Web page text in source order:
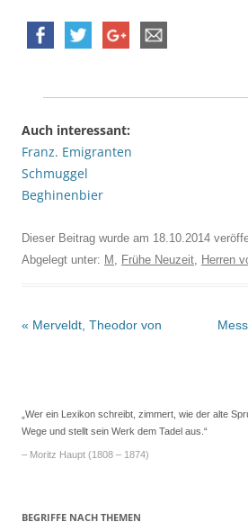
Auch interessant:
Franz. Emigranten
Schmuggel
Beghinenbier
Dieser Beitrag wurde am 18.10.2014
Abgelegt unter: M , Frühe Neuzeit, Herren
Beitrags-
« Merveldt, Theodor von
„Wer ein Lexikon schreibt, zimmert, wie der alte
Wege und stellt sein Werk dem Tadel aus.“
– Moritz Haupt (1808 – 1874)
BEGRIFFE NACH THEMEN